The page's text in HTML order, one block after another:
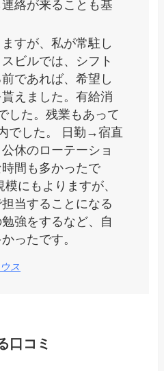
絡が来ることも基
すが、私が常駐し
ビルでは、シフト
であれば、希望し
えました。有給消
した。残業もあって
でした。 日勤→宿直
休のローテーショ
間も多かったで
にもよりますが、
当することになる
強をするなど、自
ったです。
ス
口コミ